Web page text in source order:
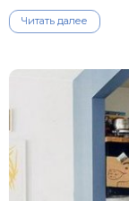
Читать далее